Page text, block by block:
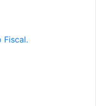
Fiscal.